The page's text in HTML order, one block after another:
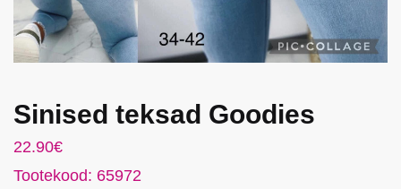
Sinised teksad Goodies
22.90€
Tootekood: 65972